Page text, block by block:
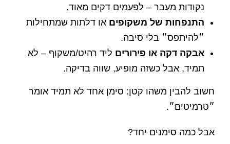
נקודות מעבר – לפעמים דקים מאוד.
התנפחות של משקופים או דלתות שמתחילות
״להיתפס״ בלי סיבה.
אבקה דקה או פירורים ליד רהיט/משקוף – לא
תמיד, אבל כשזה מופיע, שווה בדיקה.
חשוב להבין משהו קטן: סימן אחד לא תמיד אומר
״טרמיטים״.
אבל כמה סימנים יחד?